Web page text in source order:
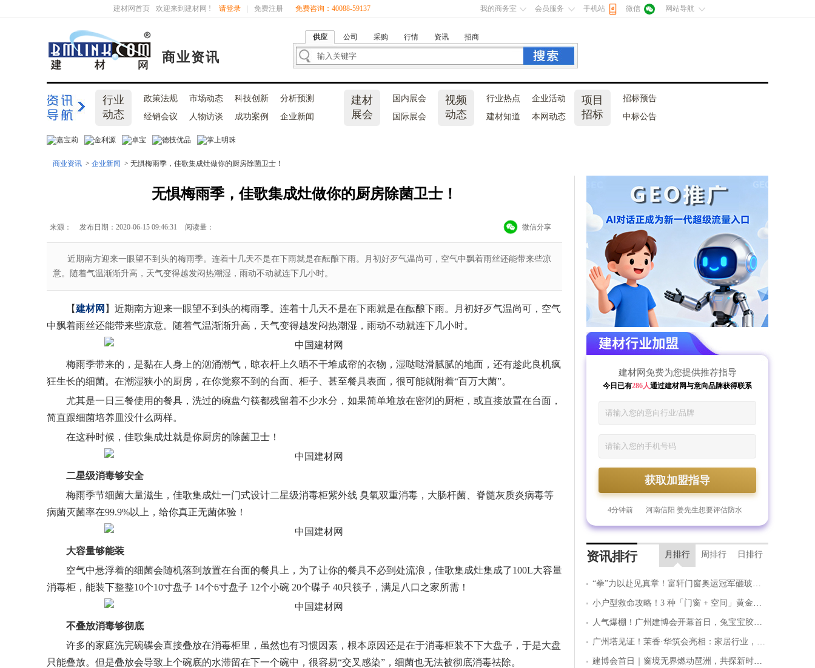
建材网首页 欢迎来到建材网 ! 请登录 免费注册 免费咨询：40088-59137 我的商务室 会员服务 手机站 微信 网站导航
商业资讯
供应 公司 采购 行情 资讯 招商
行业
动态
政策法规 市场动态 科技创新
分析预测
经销会议
人物访谈 成功案例 企业新闻
建材
展会
国内展会
国际展会
视频
动态
行业热点
企业活动
建材知道
本网动态
项目
招标
招标预告
中标公告
商业资讯 > 企业新闻 > 无惧梅雨季，佳歌集成灶做你的厨房除菌卫士！
无惧梅雨季，佳歌集成灶做你的厨房除菌卫士！
来源： 发布日期：2020-06-15 09:46:31 阅读量： 微信分享
近期南方迎来一眼望不到头的梅雨季。连着十几天不是在下雨就是在酝酿下雨。月初好歹气温尚可，空气中飘着雨丝还能带来些凉
意。随着气温渐渐升高，天气变得越发闷热潮湿，雨动不动就连下几小时。
【建材网 】近期南方迎来一眼望不到头的梅雨季。连着十几天不是在下雨就是在酝酿下雨。月初好歹气温尚可，空气
中飘着雨丝还能带来些凉意。随着气温渐渐升高，天气变得越发闷热潮湿，雨动不动就连下几小时。
梅雨季带来的，是黏在人身上的汹涌潮气，晾衣杆上久晒不干堆成帘的衣物，湿哒哒滑腻腻的地面，还有趁此良机疯
狂生长的细菌。在潮湿狭小的厨房，在你觉察不到的台面 、柜子、甚至餐具表面，很可能就附着“百万大菌”。
尤其是一日三餐使用的餐具，洗过的碗盘勺筷都残留着不少水分，如果简单堆放在密闭的厨柜，或直接放置在台面，
简直跟细菌培养皿没什么两样。
在这种时候，佳歌集成灶就是你厨房的除菌卫士！
二星级消毒够安全
梅雨季节细菌大量滋生，佳歌集成灶一门式设计二星级消毒柜紫外线 臭氧双重消毒，大肠杆菌、脊髓灰质炎病毒等
病菌灭菌率在99.9%以上，给你真正无菌体验！
大容量够能装
空气中悬浮着的细菌会随机落到放置在台面的餐具上，为了让你的餐具不必到处流浪，佳歌集成灶集成了100L大容量
消毒柜，能装下整整10个10寸盘子 14个6寸盘子 12个小碗 20个碟子 40只筷子 ，满足八口之家所需！
不叠放消毒够彻底
许多的家庭洗完碗碟会直接叠放在消毒柜里，虽然也有习惯因素，根本原因还是在于消毒柜装不下大盘子，于是大盘
只能叠放。但是叠放会导致上个碗底的水滞留在下一个碗中，很容易“交叉感染”，细菌也无法被彻底消毒祛除。
建材网免费为您提供推荐指导
今日已有286人通过建材网与意向品牌获得联系
获取加盟指导
59分钟前
河南郑州 倪先生想要获取管材
浙江杭州 郎先生想要获取美涂
士漆的加盟资料
2分钟前
山东青岛 李先生想要获取防水
材料行业的加盟指导
4分钟前
河南信阳 姜先生想要评估防水
材料的加盟预算
7分钟前
山东菏泽 庄女士想要获取门窗
优品的加盟资料
18分钟前
江苏盐城 葛先生想要了解智能
锁行业的加盟预算广东深圳 许先生想要获取地板
品牌的加盟指导
22分钟前
西藏日喀则 张先生想要获取门
窗行业的加盟指导
31分钟前
陕西西安 魏先生想要获取大王
砖的加盟资料
38分钟前
江苏徐州 文先生想要了解智能
家居的加盟预算
42分钟前
安徽合肥 雷先生想要获取建材
行业的加盟指导
46分钟前
浙江宁波 王女士想要获取千年
资讯排行 月排行 周排行 日排行
“拳”力以赴见真章！富轩门窗奥运冠军砸玻璃铁拳挑战赛暨新型玻璃发布会广州建博会火爆出圈！
小户型救命攻略！3 种「门窗 + 空间」黄金搭配
人气爆棚！广州建博会开幕首日，兔宝宝胶粘剂凭环保硬实力强势出圈
广州塔见证！茉香·华筑会亮相：家居行业，为什么被一家板材企业引领CMF与全案落地？
建博会首日｜窗境无界燃动琶洲，共探新时代理想人居新范式